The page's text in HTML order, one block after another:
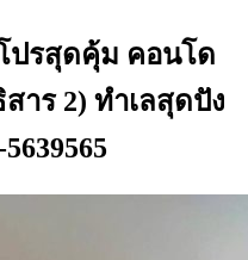
ปรสุดคุ้ม คอนโด
าร 2) ทำเลสุดปัง